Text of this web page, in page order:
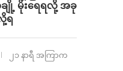
ချို့ မိုးရေရလို့ အခု
ရ
၂၁ နာရီ အကြာက